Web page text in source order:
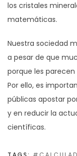
los cristales
matemáticas.
Nuestra sociedad
a pesar de que
porque les
Por ello, es
públicas apostar
y en reducir la
científicas.